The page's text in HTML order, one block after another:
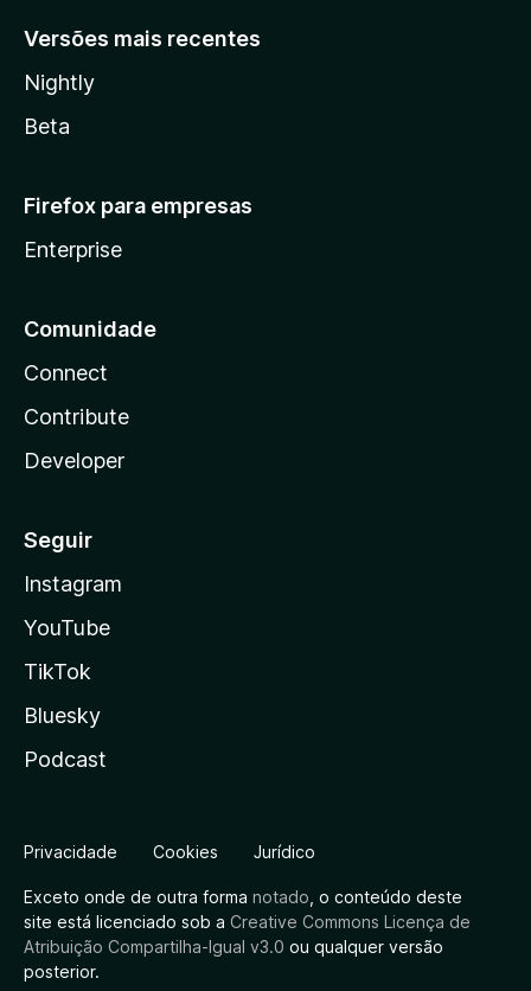
c
Y
u
T
u
e
&
K
i
k
)
-
Versões mais recentes
Nightly
Beta
Firefox para empresas
Enterprise
Comunidade
Connect
Contribute
Developer
Seguir
Instagram
YouTube
TikTok
Bluesky
Podcast
Privacidade Cookies Jurídico
Exceto onde de outra forma notado , o conteúdo deste
site está licenciado sob a Creative Commons Licença de
Atribuição Compartilha-Igual v3.0 ou qualquer versão
posterior.